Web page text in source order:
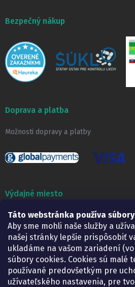
Táto webstránka používa
Aby sme mohli naše služby a
našej stránky lepšie prispôsobiť
ukladáme na vašom zariadení
súbory cookies. Cookies sú malé
používané predovšetkým pre
užívateľského nastavenia, pre
Bezpečný nákup
Doprava a platba
Možnosti dopravy a platby
Výdajné miesto
Lekáreň ADONAI
Košice – Smetanova 2
Pondelok:
07.30 – 15.30 h.
Utorok:
07.30 – 16.00 h.
Streda:
07.30 – 16.00 h.
Štvrtok:
07.30 – 15.30 h.
Piatok:
07.30 – 15.30 h.